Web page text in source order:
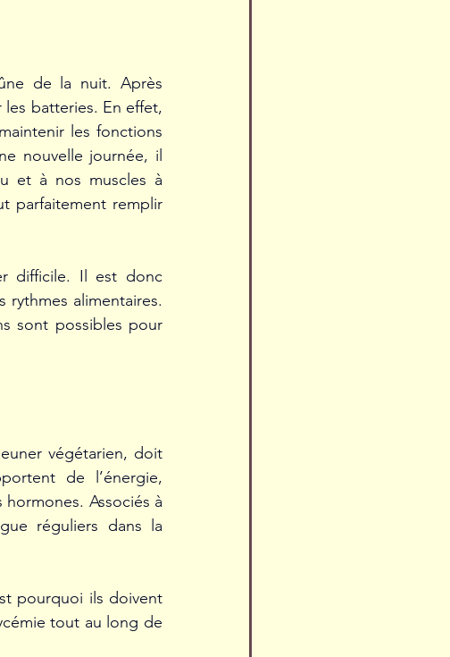
de la nuit. Après
les batteries. En effet,
les fonctions
nouvelle journée, il
et à nos muscles à
parfaitement remplir
difficile. Il est donc
rythmes alimentaires.
sont possibles pour
végétarien, doit
de l’énergie,
Associés à
réguliers dans la
pourquoi ils doivent
tout au long de